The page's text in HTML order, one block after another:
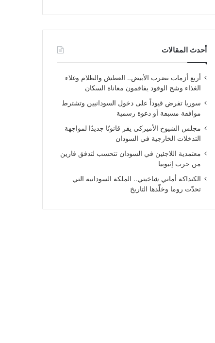
أحدث المقالات
أربع أزمات تضرب الأبيض.. العطش والظلام وغلاء
الغذاء وشح الوقود يفاقمون معاناة السكان
سوريا تفرض قيوداً على دخول السودانيين وتشترط
موافقة مسبقة أو دعوة رسمية
مجلس الشيوخ الأميركي يقر قانونًا جديدًا لمواجهة
التدخلات الخارجية في السودان
معتمدية اللاجئين في السودان تتحسب لتدفق فارين
من حرب إثيوبيا
الكنداكة أماني شاخيتي.. الملكة السودانية التي
تحدّت روما وخلّدها التاريخ